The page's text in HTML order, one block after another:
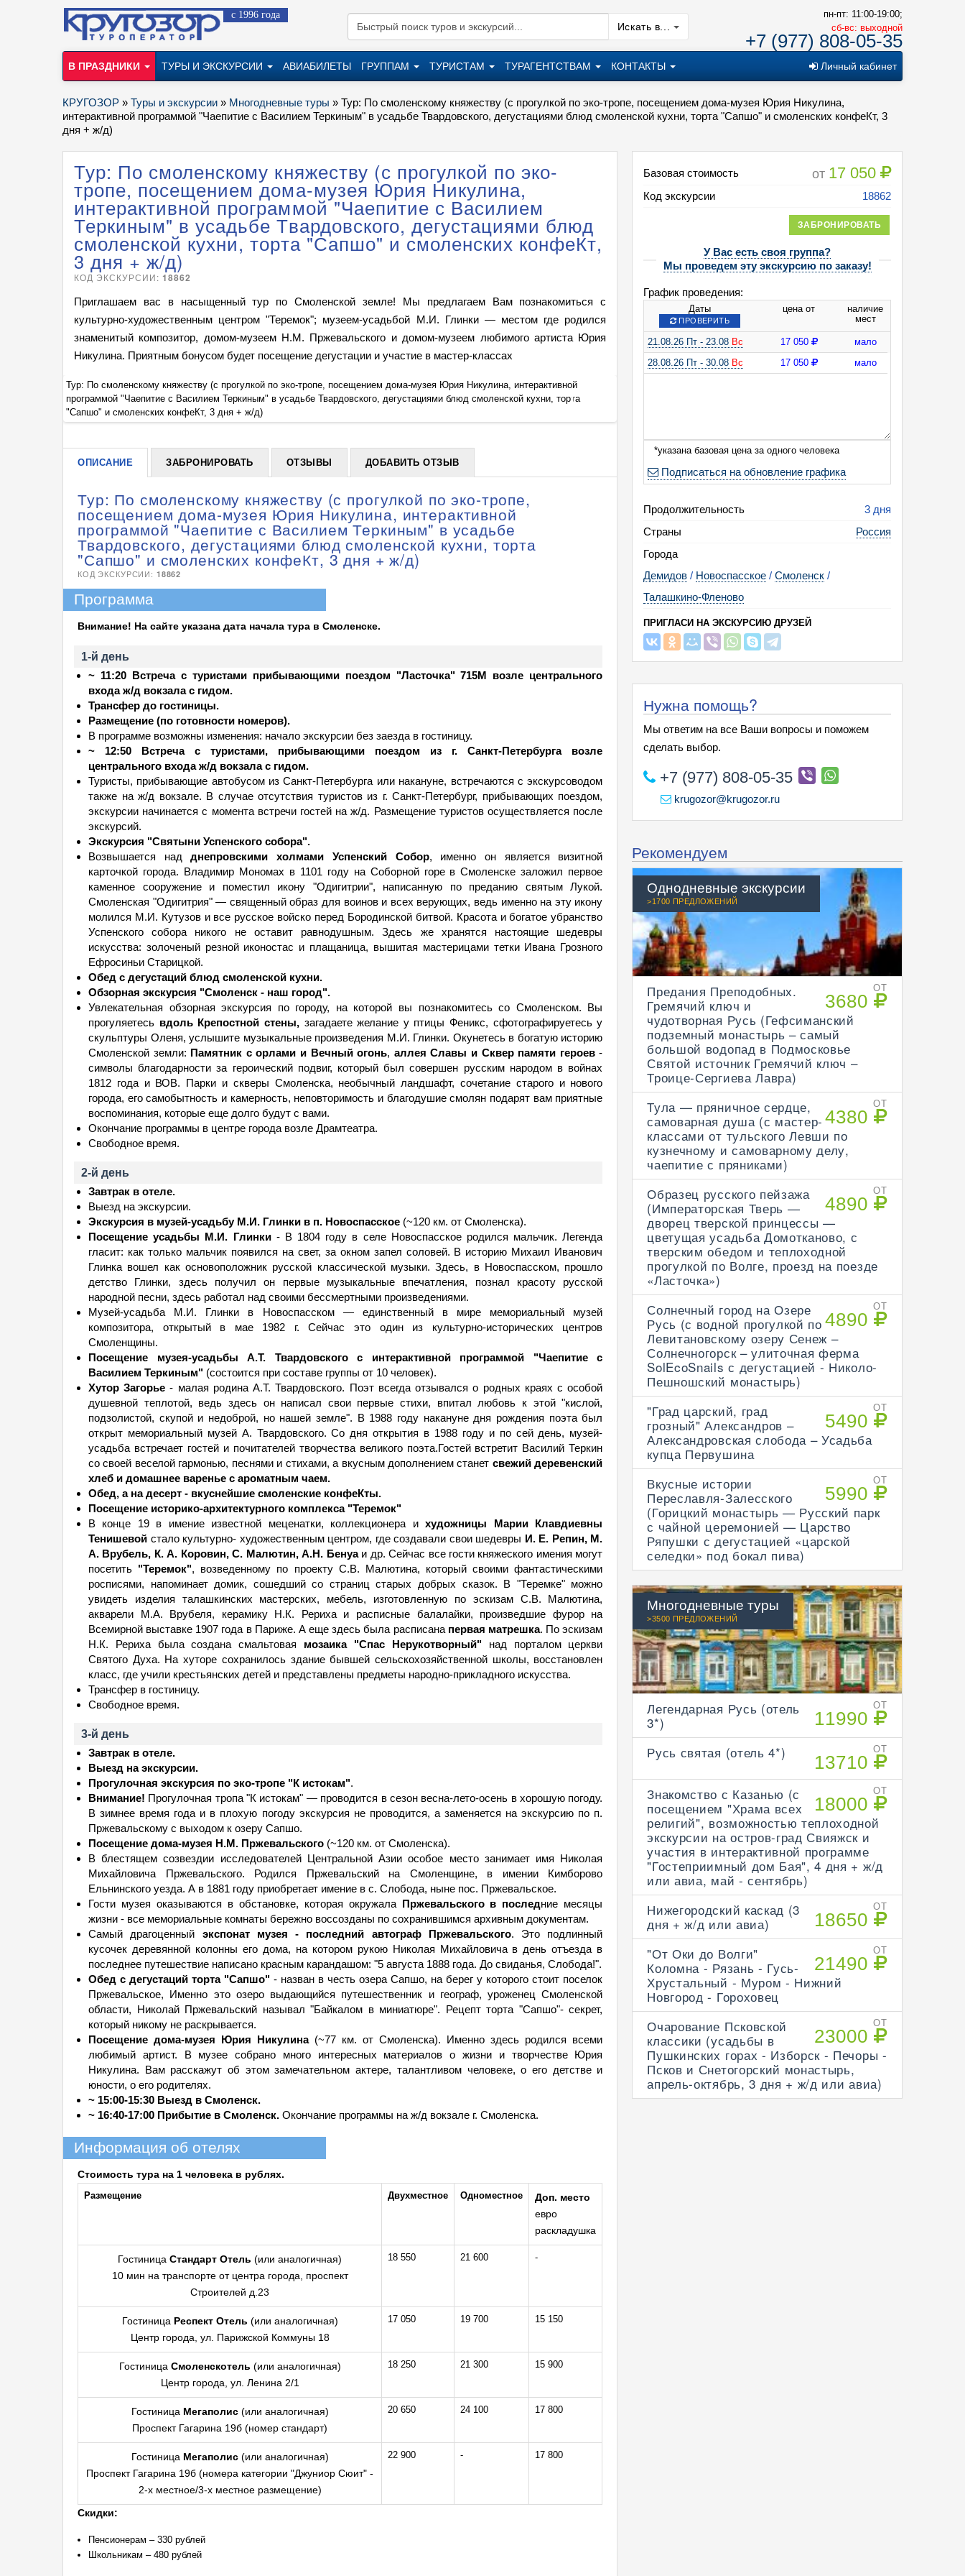
с 1996 года
Искать в...
пн-пт: 11:00-19:00;
cб-вс: выходной
+7 (977) 808-05-35
В ПРАЗДНИКИ ТУРЫ И ЭКСКУРСИИ АВИАБИЛЕТЫ ГРУППАМ ТУРИСТАМ ТУРАГЕНТСТВАМ КОНТАКТЫ Личный кабинет
КРУГОЗОР » Туры и экскурсии » Многодневные туры » Тур: По смоленскому княжеству (с прогулкой по эко-тропе, посещением дома-музея Юрия Никулина,
интерактивной программой "Чаепитие с Василием Теркиным" в усадьбе Твардовского, дегустациями блюд смоленской кухни, торта "Сапшо" и смоленских конфеКт, 3
дня + ж/д)
Базовая стоимость от 17 050
Код экскурсии 18862
ЗАБРОНИРОВАТЬ
У Вас есть своя группа?
Мы проведем эту экскурсию по заказу!
График проведения:
Даты
ПРОВЕРИТЬ
цена от
наличие
мест
21.08.26 Пт - 23.08 Вс 17 050
мало
28.08.26 Пт - 30.08 Вс 17 050 мало
*указана базовая цена за одного человека
Подписаться на обновление графика
Продолжительность
3 дня
Страны
Россия
Города
Демидов / Новоспасское /Смоленск /
Талашкино-Фленово
ПРИГЛАСИ НА ЭКСКУРСИЮ ДРУЗЕЙ
Тур: По смоленскому княжеству (с прогулкой по эко-
тропе, посещением дома-музея Юрия Никулина,
интерактивной программой "Чаепитие с Василием
Теркиным" в усадьбе Твардовского, дегустациями блюд
смоленской кухни, торта "Сапшо" и смоленских конфеКт,
3 дня + ж/д)
КОД ЭКСКУРСИИ: 18862
Приглашаем вас в насыщенный тур по Смоленской земле! Мы предлагаем Вам познакомиться с
культурно-художественным центром "Теремок"; музеем-усадьбой М.И. Глинки — местом где родился
знаменитый композитор, домом-музеем Н.М. Пржевальского и домом-музеем любимого артиста Юрия
Никулина. Приятным бонусом будет посещение дегустации и участие в мастер-классах
+
Тур: По смоленскому княжеству (с прогулкой по эко-тропе, посещением дома-музея Юрия Никулина, интерактивной
программой "Чаепитие с Василием Теркиным" в усадьбе Твардовского, дегустациями блюд смоленской кухни, торта
"Сапшо" и смоленских конфеКт, 3 дня + ж/д)
ОПИСАНИЕ ЗАБРОНИРОВАТЬ ОТЗЫВЫ ДОБАВИТЬ ОТЗЫВ
Тур: По смоленскому княжеству (с прогулкой по эко-тропе,
посещением дома-музея Юрия Никулина, интерактивной
программой "Чаепитие с Василием Теркиным" в усадьбе
Твардовского, дегустациями блюд смоленской кухни, торта
"Сапшо" и смоленских конфеКт, 3 дня + ж/д)
КОД ЭКСКУРСИИ: 18862
Программа
Внимание! На сайте указана дата начала тура в Смоленске.
1-й день
~ 11:20 Встреча с туристами прибывающими поездом "Ласточка" 715М возле центрального
входа ж/д вокзала с гидом.
Трансфер до гостиницы.
Размещение (по готовности номеров).
В программе возможны изменения: начало экскурсии без заезда в гостиницу.
~ 12:50 Встреча с туристами, прибывающими поездом из г. Санкт-Петербурга возле
центрального входа ж/д вокзала с гидом.
Туристы, прибывающие автобусом из Санкт-Петербурга или накануне, встречаются с экскурсоводом
также на ж/д вокзале. В случае отсутствия туристов из г. Санкт-Петербург, прибывающих поездом,
экскурсии начинается с момента встречи гостей на ж/д. Размещение туристов осуществляется после
экскурсий.
Экскурсия "Святыни Успенского собора".
Возвышается надднепровскими холмами Успенский Собор, именно он является визитной
карточкой города. Владимир Мономах в 1101 году на Соборной горе в Смоленске заложил первое
каменное сооружение и поместил икону "Одигитрии", написанную по преданию святым Лукой.
Смоленская "Одигитрия" — священный образ для воинов и всех верующих, ведь именно на эту икону
молился М.И. Кутузов и все русское войско перед Бородинской битвой. Красота и богатое убранство
Успенского собора никого не оставит равнодушным. Здесь же хранятся настоящие шедевры
искусства: золоченый резной иконостас и плащаница, вышитая мастерицами тетки Ивана Грозного
Ефросиньи Старицкой.
Обед с дегустаций блюд смоленской кухни.
Обзорная экскурсия "Смоленск - наш город".
Увлекательная обзорная экскурсия по городу, на которой вы познакомитесь со Смоленском. Вы
прогуляетесь вдоль Крепостной стены,загадаете желание у птицы Феникс, сфотографируетесь у
скульптуры Оленя, услышите музыкальные произведения М.И. Глинки. Окунетесь в богатую историю
Смоленской земли: Памятник с орлами и Вечный огонь, аллея Славы и Сквер памяти героев-
символы благодарности за героический подвиг, который был совершен русским народом в войнах
1812 года и ВОВ. Парки и скверы Смоленска, необычный ландшафт, сочетание старого и нового
города, его самобытность и камерность, неповторимость и благодушие смолян подарят вам приятные
воспоминания, которые еще долго будут с вами.
Окончание программы в центре города возле Драмтеатра.
Свободное время.
2-й день
Завтрак в отеле.
Выезд на экскурсии.
Экскурсия в музей-усадьбу М.И. Глинки в п. Новоспасское (~120 км. от Смоленска).
Посещение усадьбы М.И. Глинки- В 1804 году в селе Новоспасское родился мальчик. Легенда
гласит: как только мальчик появился на свет, за окном запел соловей. В историю Михаил Иванович
Глинка вошел как основоположник русской классической музыки. Здесь, в Новоспасском, прошло
детство Глинки, здесь получил он первые музыкальные впечатления, познал красоту русской
народной песни, здесь работал над своими бессмертными произведениями.
Музей-усадьба М.И. Глинки в Новоспасском — единственный в мире мемориальный музей
композитора, открытый в мае 1982 г. Сейчас это один из культурно-исторических центров
Смоленщины.
Посещение музея-усадьбы А.Т. Твардовского с интерактивной программой "Чаепитие с
Василием Теркиным" (состоится при составе группы от 10 человек).
Хутор Загорье - малая родина А.Т. Твардовского. Поэт всегда отзывался о родных краях с особой
душевной теплотой, ведь здесь он написал свои первые стихи, впитал любовь к этой "кислой,
подзолистой, скупой и недоброй, но нашей земле". В 1988 году накануне дня рождения поэта был
открыт мемориальный музей А. Твардовского. Со дня открытия в 1988 году и по сей день, музей-
усадьба встречает гостей и почитателей творчества великого поэта.Гостей встретит Василий Теркин
со своей веселой гармонью, песнями и стихами, а вкусным дополнением станет свежий деревенский
хлеб и домашнее варенье с ароматным чаем.
Обед, а на десерт - вкуснейшие смоленские конфеКты.
Посещение историко-архитектурного комплекса "Теремок"
В конце 19 в имение известной меценатки, коллекционера ихудожницы Марии Клавдиевны
Тенишевой стало культурно- художественным центром, где создавали свои шедевры И. Е. Репин, М.
А. Врубель, К. А. Коровин, С. Малютин, А.Н. Бенуаи др. Сейчас все гости княжеского имения могут
посетить "Теремок", возведенному по проекту С.В. Малютина, который своими фантастическими
росписями, напоминает домик, сошедший со страниц старых добрых сказок. В "Теремке" можно
увидеть изделия талашкинских мастерских, мебель, изготовленную по эскизам С.В. Малютина,
акварели М.А. Врубеля, керамику Н.К. Рериха и расписные балалайки, произведшие фурор на
Всемирной выставке 1907 года в Париже. А еще здесь была расписана первая матрешка. По эскизам
Н.К. Рериха была создана смальтовая мозаика "Спас Нерукотворный"над порталом церкви
Святого Духа. На хуторе сохранилось здание бывшей сельскохозяйственной школы, восстановлен
класс, где учили крестьянских детей и представлены предметы народно-прикладного искусства.
Трансфер в гостиницу.
Свободное время.
3-й день
Завтрак в отеле.
Выезд на экскурсии.
Прогулочная экскурсия по эко-тропе "К истокам".
Внимание! Прогулочная тропа "К истокам" — проводится в сезон весна-лето-осень в хорошую погоду.
В зимнее время года и в плохую погоду экскурсия не проводится, а заменяется на экскурсию по п.
Пржевальскому с выходом к озеру Сапшо.
Посещение дома-музея Н.М. Пржевальского (~120 км. от Смоленска).
В блестящем созвездии исследователей Центральной Азии особое место занимает имя Николая
Михайловича Пржевальского. Родился Пржевальский на Смоленщине, в имении Кимборово
Ельнинского уезда. А в 1881 году приобретает имение в с. Слобода, ныне пос. Пржевальское.
Гости музея оказываются в обстановке, которая окружалаПржевальского в последние месяцы
жизни - все мемориальные комнаты бережно воссозданы по сохранившимся архивным документам.
Самый драгоценный экспонат музея - последний автограф Пржевальского. Это подлинный
кусочек деревянной колонны его дома, на котором рукою Николая Михайловича в день отъезда в
последнее путешествие написано красным карандашом: "5 августа 1888 года. До свиданья, Слобода!".
Обед с дегустаций торта "Сапшо" - назван в честь озера Сапшо, на берег у которого стоит поселок
Пржевальское, Именно это озеро выдающийся путешественник и географ, уроженец Смоленской
области, Николай Пржевальский называл "Байкалом в миниатюре". Рецепт торта "Сапшо"- секрет,
который никому не раскрывается.
Посещение дома-музея Юрия Никулина(~77 км. от Смоленска). Именно здесь родился всеми
любимый артист. В музее собрано много интересных материалов о жизни и творчестве Юрия
Никулина. Вам расскажут об этом замечательном актере, талантливом человеке, о его детстве и
юности, о его родителях.
~ 15:00-15:30 Выезд в Смоленск.
~ 16:40-17:00 Прибытие в Смоленск. Окончание программы на ж/д вокзале г. Смоленска.
Информация об отелях
Стоимость тура на 1 человека в рублях.
Размещение Двухместное Одноместное
Доп. место
евро
раскладушка
Гостиница Стандарт Отель (или аналогичная)
10 мин на транспорте от центра города, проспект
Строителей д.23
18 550 21 600 -
Гостиница Респект Отель (или аналогичная)
Центр города, ул. Парижской Коммуны 18
17 050 19 700 15 150
Гостиница Смоленскотель (или аналогичная)
Центр города, ул. Ленина 2/1
18 250 21 300 15 900
Гостиница Мегаполис(или аналогичная)
Проспект Гагарина 19б (номер стандарт)
20 650 24 100 17 800
Гостиница Мегаполис(или аналогичная)
Проспект Гагарина 19б (номера категории "Джуниор Сюит" -
2-х местное/3-х местное размещение)
22 900 - 17 800
Скидки:
Пенсионерам – 330 рублей
Школьникам – 480 рублей
Нужна помощь?
Мы ответим на все Ваши вопросы и поможем
сделать выбор.
+7 (977) 808-05-35
krugozor@krugozor.ru
Рекомендуем
Однодневные экскурсии
>1700 ПРЕДЛОЖЕНИЙ
ОТ
3680
Предания Преподобных.
Гремячий ключ и
чудотворная Русь (Гефсиманский
подземный монастырь – самый
большой водопад в Подмосковье
Святой источник Гремячий ключ –
Троице-Сергиева Лавра)
ОТ
4380
Тула — пряничное сердце,
самоварная душа (с мастер-
классами от тульского Левши по
кузнечному и самоварному делу,
чаепитие с пряниками)
ОТ
4890
Образец русского пейзажа
(Императорская Тверь —
дворец тверской принцессы —
цветущая усадьба Домотканово, с
тверским обедом и теплоходной
прогулкой по Волге, проезд на поезде
«Ласточка»)
ОТ
4890
Солнечный город на Озере
Русь (с водной прогулкой по
Левитановскому озеру Сенеж –
Солнечногорск – улиточная ферма
SolEcoSnails с дегустацией - Николо-
Пешношский монастырь)
ОТ
5490
"Град царский, град
грозный" Александров –
Александровская слобода – Усадьба
купца Первушина
ОТ
5990
Вкусные истории
Переславля-Залесского
(Горицкий монастырь — Русский парк
с чайной церемонией — Царство
Ряпушки с дегустацией «царской
селедки» под бокал пива)
Многодневные туры
>3500 ПРЕДЛОЖЕНИЙ
ОТ
11990
Легендарная Русь (отель
3*)
ОТ
13710
Русь святая (отель 4*)
ОТ
18000
Знакомство с Казанью (с
посещением "Храма всех
религий", возможностью теплоходной
экскурсии на остров-град Свияжск и
участия в интерактивной программе
"Гостеприимный дом Бая", 4 дня + ж/д
или авиа, май - сентябрь)
ОТ
18650
Нижегородский каскад (3
дня + ж/д или авиа)
ОТ
21490
"От Оки до Волги"
Коломна - Рязань - Гусь-
Хрустальный - Муром - Нижний
Новгород - Гороховец
ОТ
23000
Очарование Псковской
классики (усадьбы в
Пушкинских горах - Изборск - Печоры -
Псков и Снетогорский монастырь,
апрель-октябрь, 3 дня + ж/д или авиа)